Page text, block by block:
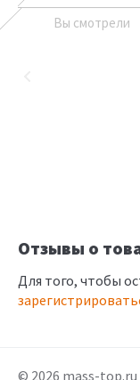
Вы смотрели
Отзывы о
Для того, чтобы
© 2026 mass-